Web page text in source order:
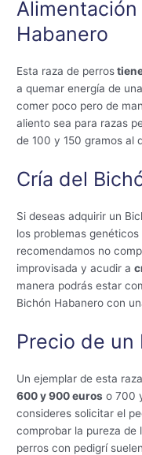
Habanero
Esta raza de perros
a quemar energía de
comer poco pero de
aliento sea para razas
de 100 y 150 gramos al
Cría del
Si deseas adquirir un
los problemas
recomendamos no
improvisada y acudir a
manera podrás estar
Bichón Habanero con
Precio de un
Un ejemplar de esta
600 y 900 euros o 700
consideres solicitar el
comprobar la pureza de
perros con pedigrí